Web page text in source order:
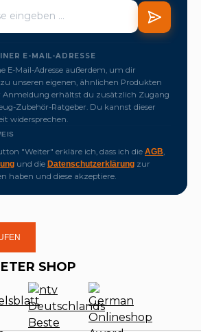
E-MAIL-ADRESSE
E-Mail-Adresse außerdem, um dir
unseren eigenen, ähnlichen Produkten
Anmeldung erhältst du zusätzlich Zugang
Zubehör-Ratgeber. Du kannst dieser
widersprechen.
"Weiter" erkläre ich, dass ich die AGB
und die Datenschutzerklärung zur
haben und diese akzeptiere.
SHOP